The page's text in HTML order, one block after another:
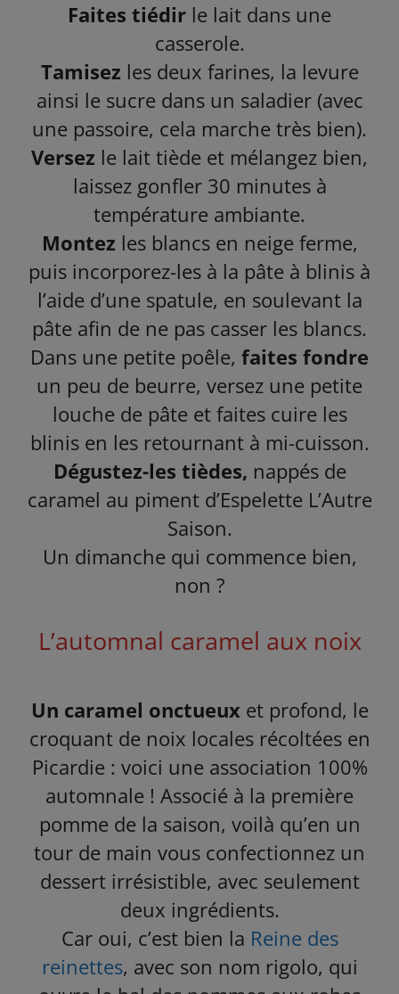
Faites tiédir le lait dans une
casserole.
Tamisez les deux farines, la levure
ainsi le sucre dans un saladier (avec
une passoire, cela marche très bien).
Versez le lait tiède et mélangez bien,
laissez gonfler 30 minutes à
température ambiante.
Montez les blancs en neige ferme,
puis incorporez-les à la pâte à blinis à
l’aide d’une spatule, en soulevant la
pâte afin de ne pas casser les blancs.
Dans une petite poêle, faites fondre
un peu de beurre, versez une petite
louche de pâte et faites cuire les
blinis en les retournant à mi-cuisson.
Dégustez-les tièdes, nappés de
caramel au piment d’Espelette L’Autre
Saison.
Un dimanche qui commence bien,
non ?
L’automnal caramel aux noix
Un caramel onctueuxet profond, le
croquant de noix locales récoltées en
Picardie : voici une association 100%
automnale ! Associé à la première
pomme de la saison, voilà qu’en un
tour de main vous confectionnez un
dessert irrésistible, avec seulement
deux ingrédients.
Car oui, c’est bien la Reine des
reinettes, avec son nom rigolo, qui